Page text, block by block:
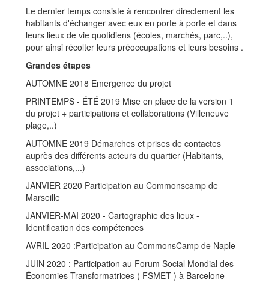
Le dernier temps consiste à rencontrer directement les
habitants d'échanger avec eux en porte à porte et dans
leurs lieux de vie quotidiens (écoles, marchés, parc,..),
pour ainsi récolter leurs préoccupations et leurs besoins .
Grandes étapes
AUTOMNE 2018 Emergence du projet
PRINTEMPS - ÉTÉ 2019 Mise en place de la version 1
du projet + participations et collaborations (Villeneuve
plage,..)
AUTOMNE 2019 Démarches et prises de contactes
auprès des différents acteurs du quartier (Habitants,
associations,...)
JANVIER 2020 Participation au Commonscamp de
Marseille
JANVIER-MAI 2020 - Cartographie des lieux -
Identification des compétences
AVRIL 2020 :Participation au CommonsCamp de Naple
JUIN 2020 : Participation au Forum Social Mondial des
Économies Transformatrices ( FSMET ) à Barcelone